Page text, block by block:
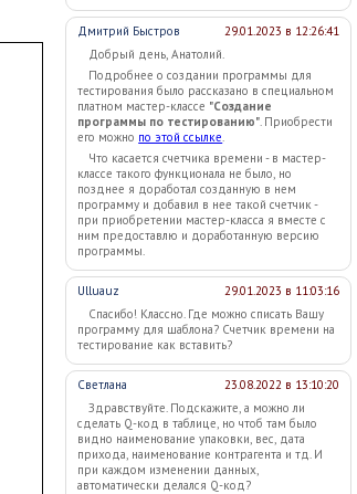
Дмитрий Быстров
29.01.2023 в 12:26:41
Добрый день, Анатолий.
Подробнее о создании программы для
тестирования было рассказано в специальном
платном мастер-классе "Создание
программы по тестированию". Приобрести
его можно по этой ссылке.
Что касается счетчика времени - в мастер-
классе такого функционала не было, но
позднее я доработал созданную в нем
программу и добавил в нее такой счетчик -
при приобретении мастер-класса я вместе с
ним предоставлю и доработанную версию
программы.
Ulluauz
29.01.2023 в 11:03:16
Спасибо! Классно. Где можно списать Вашу
программу для шаблона? Счетчик времени на
тестирование как вставить?
Светлана
23.08.2022 в 13:10:20
Здравствуйте. Подскажите, а можно ли
сделать Q-код в таблице, но чтоб там было
видно наименование упаковки, вес, дата
прихода, наименование контрагента и тд. И
при каждом изменении данных,
автоматически делался Q-код?